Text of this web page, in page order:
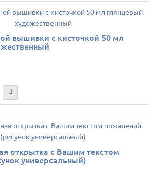
вышивки с кисточкой 50 мл
открытка с Вашим текстом
универсальный)